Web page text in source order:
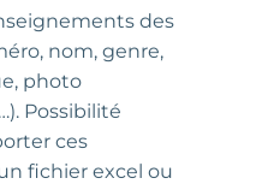
des
nom, genre,
photo
Possibilité
ces
fichier excel ou